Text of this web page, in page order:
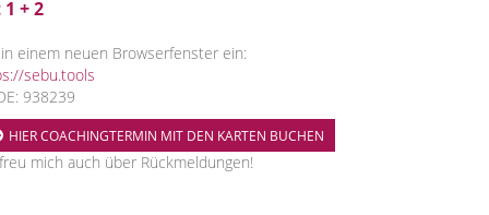
1 + 2
einem neuen Browserfenster ein:
sebu.tools
938239
HIER COACHINGTERMIN MIT DEN KARTEN BUCHEN
mich auch über Rückmeldungen!